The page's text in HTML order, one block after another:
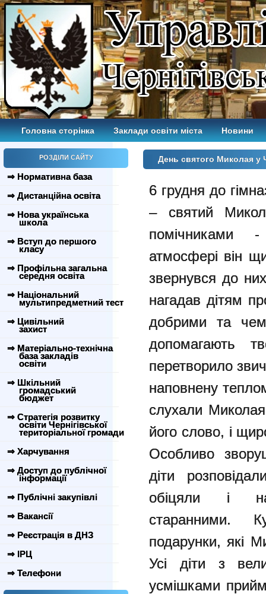
Головна сторінка Заклади освіти міста Новини
РОЗДІЛИ САЙТУ
⇒ Нормативна база
⇒ Дистанційна освіта
⇒ Нова українська
школа
⇒ Вступ до першого
класу
⇒ Профільна загальна
середня освіта
⇒ Національний
мультипредметний тест
⇒ Цивільний
захист
⇒ Матеріально-технічна
база закладів
освіти
⇒ Шкільний
громадський
бюджет
⇒ Стратегія розвитку
освіти Чернігівської
територіальної громади
⇒ Харчування
⇒ Доступ до публічної
інформації
⇒ Публічні закупівлі
⇒ Вакансії
⇒ Реєстрація в ДНЗ
⇒ ІРЦ
⇒ Телефони
День святого Миколая у
6 грудня до
– святий
помічниками
атмосфері він
звернувся до
нагадав дітям
добрими та
допомагають
перетворило
наповнену
слухали
його слово, і
Особливо
діти
обіцяли і
старанними.
подарунки, які
Усі діти з
усмішками